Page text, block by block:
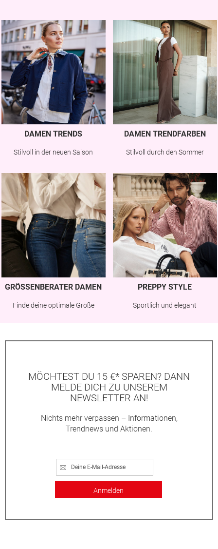
DAMEN TRENDS
Stilvoll in der neuen Saison
DAMEN TRENDFARBEN
Stilvoll durch den Sommer
GRÖSSENBERATER DAMEN
Finde deine optimale Größe
PREPPY STYLE
Sportlich und elegant
MÖCHTEST DU 15 €* SPAREN? DANN
MELDE DICH ZU UNSEREM
NEWSLETTER AN!
Nichts mehr verpassen – Informationen,
Trendnews und Aktionen.
Anmelden